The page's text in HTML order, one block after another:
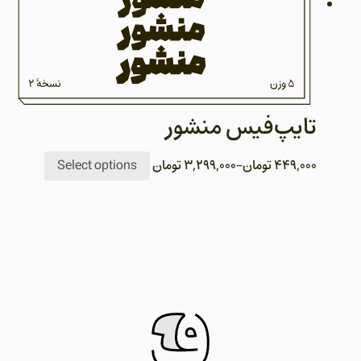
تایپ‌فیس منشور
449,000تومان–
3,299,000تومان Select options